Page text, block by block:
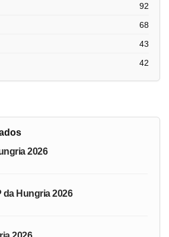
92
68
43
42
2026
da Hungria 2026